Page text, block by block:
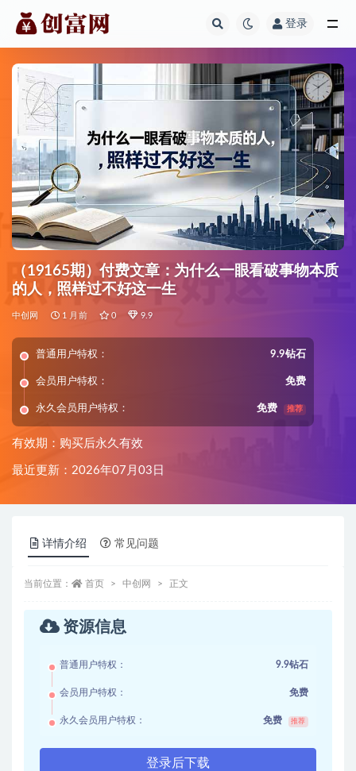
登录
（19165期）付费文章：为什么一眼看破事物本质
的人，照样过不好这一生
中创网 1 月前 0 9.9
普通用户特权： 9.9钻石
会员用户特权： 免费
永久会员用户特权： 免费 推荐
有效期：购买后永久有效
最近更新：2026年07月03日
详情介绍 常见问题
当前位置： 首页 中创网 正文
资源信息
普通用户特权： 9.9钻石
会员用户特权： 免费
永久会员用户特权： 免费 推荐
登录后下载